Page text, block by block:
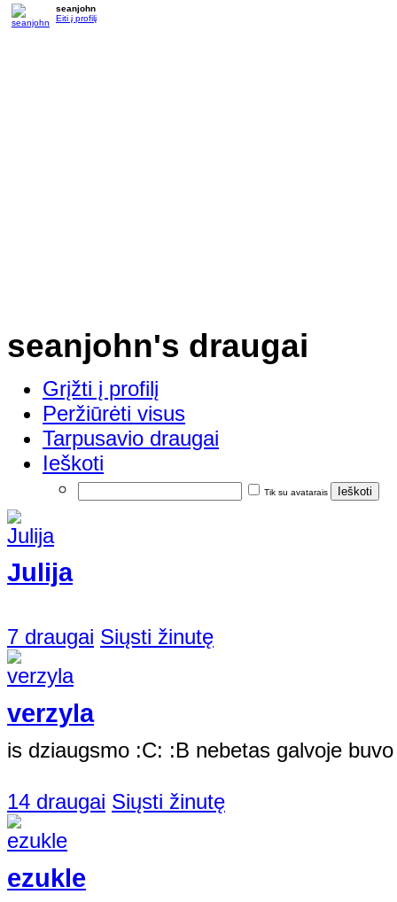
seanjohn
Eiti į profilį
seanjohn's draugai
Grįžti į profilį
Peržiūrėti visus
Tarpusavio draugai
Ieškoti
Tik su avatarais
Julija
7 draugai Siųsti žinutę
verzyla
is dziaugsmo :C: :B nebetas galvoje
14 draugai Siųsti žinutę
ezukle